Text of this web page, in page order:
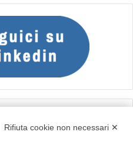
Rifiuta cookie non necessari ✕